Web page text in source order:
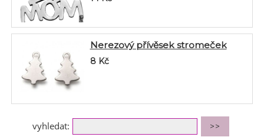
Nerezový přívěsek stromeček
8 Kč
vyhledat: